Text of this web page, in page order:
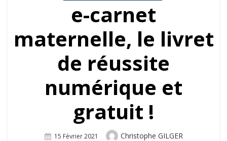
e-carnet
maternelle, le livret
de réussite
numérique et
gratuit !
Posted
15 Février 2021 Author
Christophe GILGER